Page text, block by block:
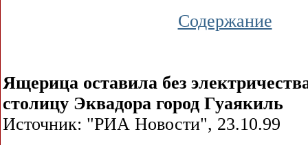
Содержание
Ящерица оставила без
столицу Эквадора город Гуаякиль
Источник: "РИА Новости", 23.10.99